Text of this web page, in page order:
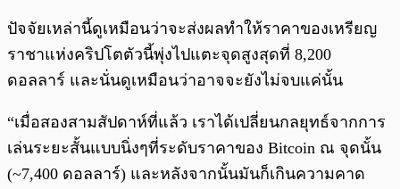
ปัจจัยเหล่านี้ดูเหมือนว่าจะส่งผลทำให้ราคาของเหรียญ
ราชาแห่งคริปโตตัวนี้พุ่งไปแตะจุดสูงสุดที่ 8,200
ดอลลาร์ และนั่นดูเหมือนว่าอาจจะยังไม่จบแค่นั้น
“เมื่อสองสามสัปดาห์ที่แล้ว เราได้เปลี่ยนกลยุทธ์จากการ
เล่นระยะสั้นแบบนิ่งๆที่ระดับราคาของ Bitcoin ณ จุดนั้น
(~7,400 ดอลลาร์) และหลังจากนั้นมันก็เกินความคาด